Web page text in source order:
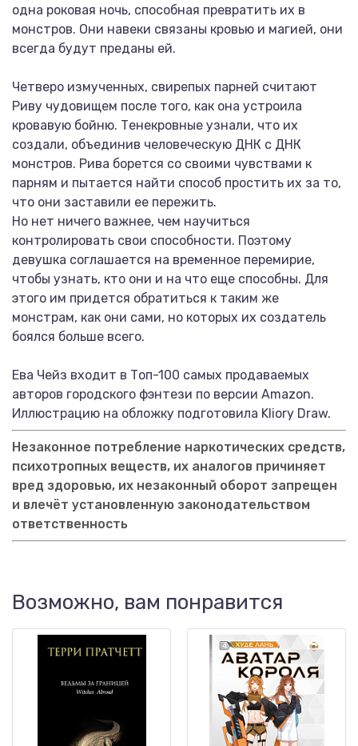
одна роковая ночь, способная превратить их в
монстров. Они навеки связаны кровью и магией, они
всегда будут преданы ей.
Четверо измученных, свирепых парней считают
Риву чудовищем после того, как она устроила
кровавую бойню. Тенекровные узнали, что их
создали, объединив человеческую ДНК с ДНК
монстров. Рива борется со своими чувствами к
парням и пытается найти способ простить их за то,
что они заставили ее пережить.
Но нет ничего важнее, чем научиться
контролировать свои способности. Поэтому
девушка соглашается на временное перемирие,
чтобы узнать, кто они и на что еще способны. Для
этого им придется обратиться к таким же
монстрам, как они сами, но которых их создатель
боялся больше всего.
Ева Чейз входит в Топ-100 самых продаваемых
авторов городского фэнтези по версии Amazon.
Иллюстрацию на обложку подготовила Kliory Draw.
Незаконное потребление наркотических средств,
психотропных веществ, их аналогов причиняет
вред здоровью, их незаконный оборот запрещен
и влечёт установленную законодательством
ответственность
Возможно, вам понравится